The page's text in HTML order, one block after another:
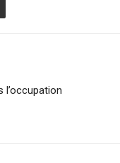
l’occupation